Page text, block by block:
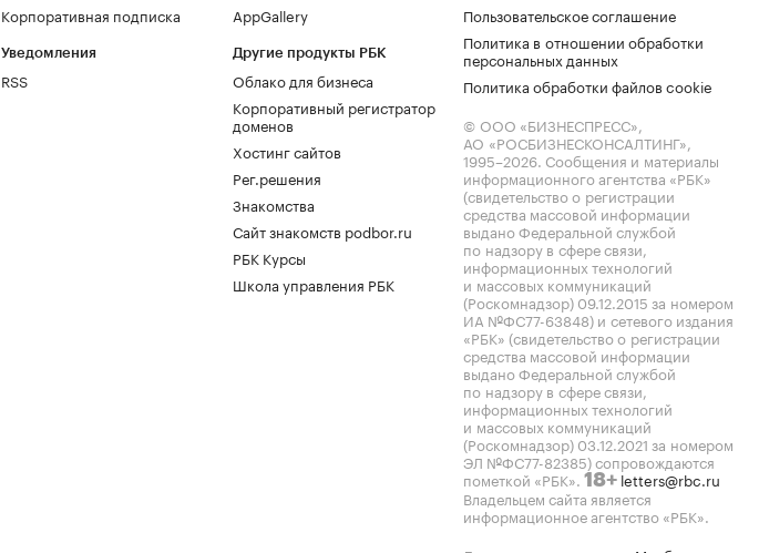
Корпоративная подписка
Уведомления
RSS
AppGallery
Другие продукты РБК
Облако для бизнеса
Корпоративный регистратор
доменов
Хостинг сайтов
Рег.решения
Знакомства
Сайт знакомств podbor.ru
РБК Курсы
Школа управления РБК
Пользовательское соглашение
Политика в отношении обработки
персональных данных
Политика обработки файлов cookie
© ООО «БИЗНЕСПРЕСС»,
АО «РОСБИЗНЕСКОНСАЛТИНГ»,
1995–2026. Сообщения и материалы
информационного агентства «РБК»
(свидетельство о регистрации
средства массовой информации
выдано Федеральной службой
по надзору в сфере связи,
информационных технологий
и массовых коммуникаций
(Роскомнадзор) 09.12.2015 за номером
ИА №ФС77-63848) и сетевого издания
«РБК» (свидетельство о регистрации
средства массовой информации
выдано Федеральной службой
по надзору в сфере связи,
информационных технологий
и массовых коммуникаций
(Роскомнадзор) 03.12.2021 за номером
ЭЛ №ФС77-82385) сопровождаются
пометкой «РБК». 18+ letters@rbc.ru
Владельцем сайта является
информационное агентство «РБК».